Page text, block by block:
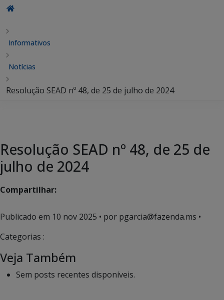
Informativos
Notícias
Resolução SEAD nº 48, de 25 de julho de 2024
Resolução SEAD nº 48, de 25 de
julho de 2024
Compartilhar:
Publicado em 10 nov 2025 • por pgarcia@fazenda.ms •
Categorias :
Veja Também
Sem posts recentes disponíveis.